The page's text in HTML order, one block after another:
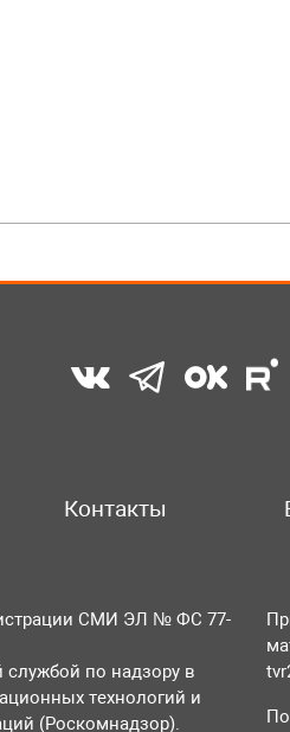
Контакты
СМИ ЭЛ № ФС 77-
по надзору в
технологий и
(Роскомнадзор).